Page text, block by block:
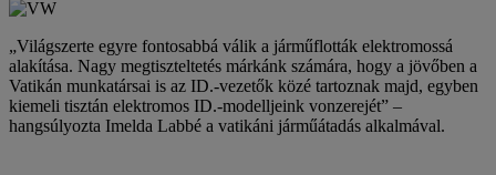
„Világszerte egyre fontosabbá válik a járműflották elektromossá
alakítása. Nagy megtiszteltetés márkánk számára, hogy a jövőben a
Vatikán munkatársai is az ID.-vezetők közé tartoznak majd, egyben
kiemeli tisztán elektromos ID.-modelljeink vonzerejét” –
hangsúlyozta Imelda Labbé a vatikáni járműátadás alkalmával.